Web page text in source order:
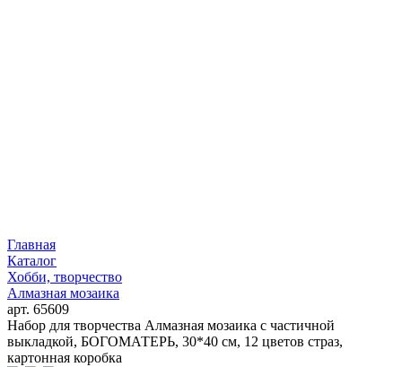
Главная
Каталог
Хобби, творчество
Алмазная мозаика
арт. 65609
Набор для творчества Алмазная мозаика с частичной
выкладкой, БОГОМАТЕРЬ, 30*40 см, 12 цветов страз,
картонная коробка